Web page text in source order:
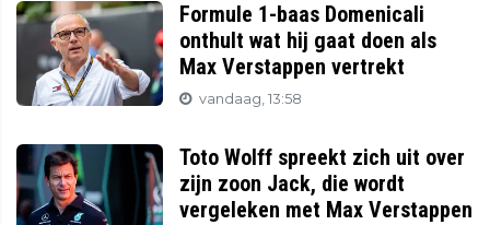
Formule 1-baas Domenicali
onthult wat hij gaat doen als
Max Verstappen vertrekt
vandaag, 13:58
Toto Wolff spreekt zich uit over
zijn zoon Jack, die wordt
vergeleken met Max Verstappen